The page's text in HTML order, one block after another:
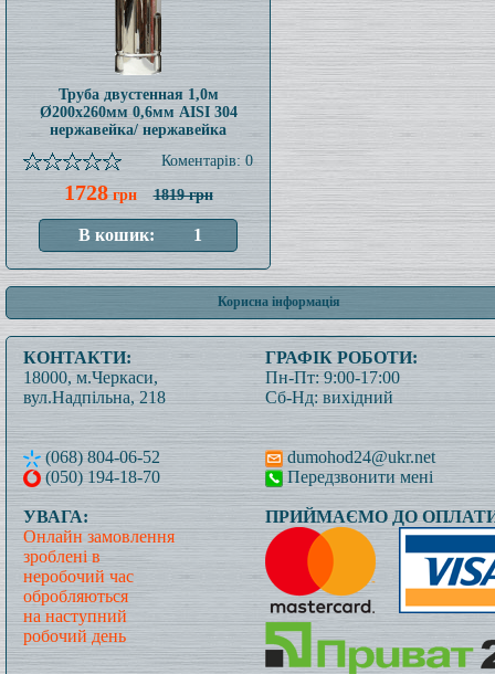
Труба двустенная 1,0м
Ø200x260мм 0,6мм AISI 304
нержавейка/ нержавейка
Коментарів: 0
1728грн 1819 грн
Корисна інформація
КОНТАКТИ:
18000, м.Черкаси,
вул.Надпільна, 218
(068) 804-06-52
(050) 194-18-70
ГРАФІК РОБОТИ:
Пн-Пт: 9:00-17:00
Сб-Нд: вихідний
dumohod24@ukr.net
Передзвонити мені
УВАГА:
Онлайн замовлення
зроблені в
неробочий час
обробляються
на наступний
робочий день
ПРИЙМАЄМО ДО